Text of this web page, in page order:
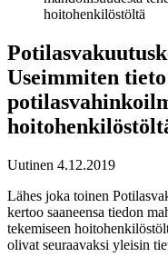
hoitohenkilöstöltä
Useimmiten
Uutinen 4.12.2019
Lähes joka toinen
kertoo saaneensa tiedon
tekemiseen
olivat seuraavaksi yleisin